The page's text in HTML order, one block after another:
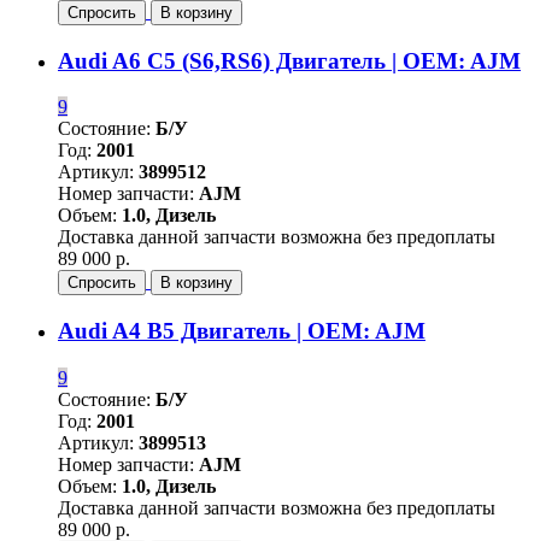
Спросить В корзину
Audi A6 C5 (S6,RS6) Двигатель | OEM: AJM
9
Состояние: Б/У
Год: 2001
Артикул: 3899512
Номер запчасти: AJM
Объем: 1.0, Дизель
Доставка данной запчасти возможна без предоплаты
89 000 р.
Спросить В корзину
Audi A4 B5 Двигатель | OEM: AJM
9
Состояние: Б/У
Год: 2001
Артикул: 3899513
Номер запчасти: AJM
Объем: 1.0, Дизель
Доставка данной запчасти возможна без предоплаты
89 000 р.